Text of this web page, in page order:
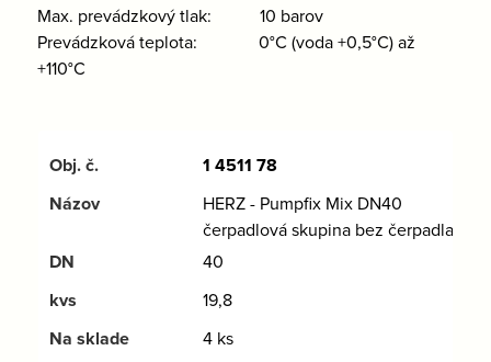
Max. prevádzkový tlak: 10 barov
Prevádzková teplota: 0°C (voda +0,5°C) až
+110°C
1 4511 78
HERZ - Pumpfix Mix DN40
čerpadlová skupina bez čerpadla
40
19,8
4 ks